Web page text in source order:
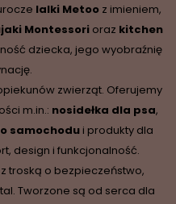
lalki Metoo z imieniem,
Montessorioraz kitchen
dziecka, jego wyobraźnię
zwierząt. Oferujemy
m.in.: nosidełka dla psa,
samochodui produkty dla
design i funkcjonalność.
troską o bezpieczeństwo,
Tworzone są od serca dla